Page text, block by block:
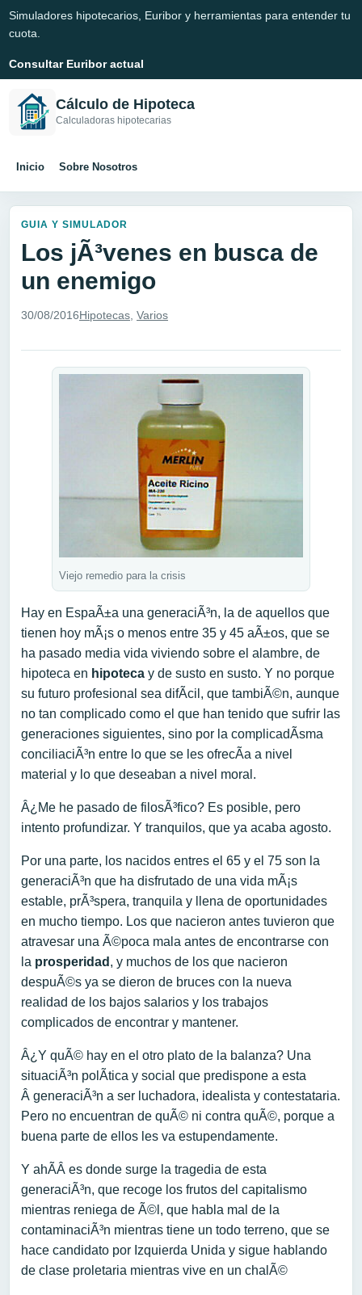
Simuladores hipotecarios, Euribor y herramientas para entender tu
cuota.
Consultar Euribor actual
Cálculo de Hipoteca
Calculadoras hipotecarias
Inicio Sobre Nosotros
GUIA Y SIMULADOR
Los jÃ³venes en busca de
un enemigo
30/08/2016Hipotecas Varios
Viejo remedio para la crisis
Hay en EspaÃ±a una generaciÃ³n, la de aquellos que
tienen hoy mÃ¡s o menos entre 35 y 45 aÃ±os, que se
ha pasado media vida viviendo sobre el alambre, de
hipoteca en hipoteca y de susto en susto. Y no porque
su futuro profesional sea difÃ­cil, que tambiÃ©n, aunque
no tan complicado como el que han tenido que sufrir las
generaciones siguientes, sino por la complicadÃ­sma
conciliaciÃ³n entre lo que se les ofrecÃ­a a nivel
material y lo que deseaban a nivel moral.
Â¿Me he pasado de filosÃ³fico? Es posible, pero
intento profundizar. Y tranquilos, que ya acaba agosto.
Por una parte, los nacidos entres el 65 y el 75 son la
generaciÃ³n que ha disfrutado de una vida mÃ¡s
estable, prÃ³spera, tranquila y llena de oportunidades
en mucho tiempo. Los que nacieron antes tuvieron que
atravesar una Ã©poca mala antes de encontrarse con
la prosperidad , y muchos de los que nacieron
despuÃ©s ya se dieron de bruces con la nueva
realidad de los bajos salarios y los trabajos
complicados de encontrar y mantener.
Â¿Y quÃ© hay en el otro plato de la balanza? Una
situaciÃ³n polÃ­tica y social que predispone a esta
Â generaciÃ³n a ser luchadora, idealista y contestataria.
Pero no encuentran de quÃ© ni contra quÃ©, porque a
buena parte de ellos les va estupendamente.
Y ahÃ­Â es donde surge la tragedia de esta
generaciÃ³n, que recoge los frutos del capitalismo
mientras reniega de Ã©l, que habla mal de la
contaminaciÃ³n mientras tiene un todo terreno, que se
hace candidato por Izquierda Unida y sigue hablando
de clase proletaria mientras vive en un chalÃ©